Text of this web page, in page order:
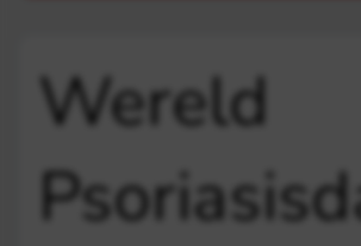
Wereld